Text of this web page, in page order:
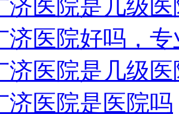
济医院是几级医
济医院好吗，专
济医院是几级医
济医院是医院吗